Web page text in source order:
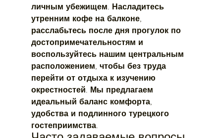
личным убежищем. Насладитесь
утренним кофе на балконе,
расслабьтесь после дня прогулок по
достопримечательностям и
воспользуйтесь нашим центральным
расположением, чтобы без труда
перейти от отдыха к изучению
окрестностей. Мы предлагаем
идеальный баланс комфорта,
удобства и подлинного турецкого
гостеприимства.